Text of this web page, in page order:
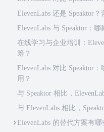
ElevenLabs 还是 Speaktor
ElevenLabs 与 Speaktor：
在线学习与企业培训：
筹？
ElevenLabs 对比 Speaktor
用？
与 Speaktor 相比，
与 ElevenLabs 相比，
ElevenLabs 的替代方案有哪